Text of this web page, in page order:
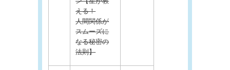
える！
人間関係が
スムーズに
なる秘密の
法則】